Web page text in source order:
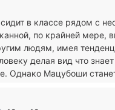
Экшен
в классе рядом с
по крайней мере,
людям, имея
делая вид что
Однако Мацубоши